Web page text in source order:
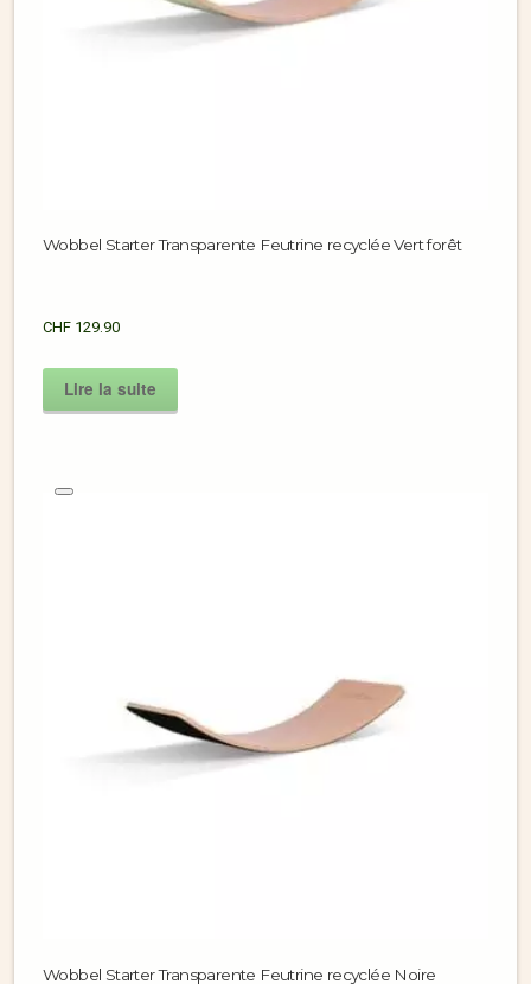
Wobbel Starter Transparente Feutrine recyclée Vert forêt
CHF 129.90
Lire la suite
Wobbel Starter Transparente Feutrine recyclée Noire